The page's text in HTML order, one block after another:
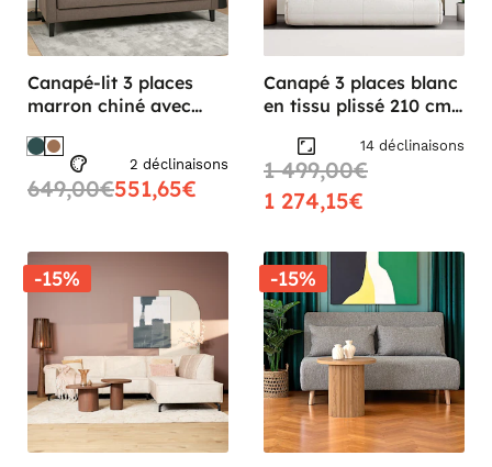
Canapé-lit 3 places
marron chiné avec
2 déclinaisons
649,00€551,65€
Canapé 3 places blanc
en tissu plissé 210 cm
14 déclinaisons
1 499,00€
1 274,15€
-15% -15%